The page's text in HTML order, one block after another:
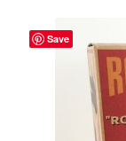
Save